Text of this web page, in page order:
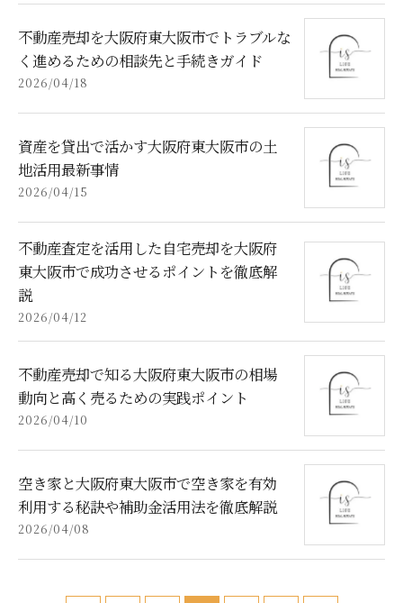
不動産売却を大阪府東大阪市でトラブルな
く進めるための相談先と手続きガイド
2026/04/18
資産を貸出で活かす大阪府東大阪市の土
地活用最新事情
2026/04/15
不動産査定を活用した自宅売却を大阪府
東大阪市で成功させるポイントを徹底解
説
2026/04/12
不動産売却で知る大阪府東大阪市の相場
動向と高く売るための実践ポイント
2026/04/10
空き家と大阪府東大阪市で空き家を有効
利用する秘訣や補助金活用法を徹底解説
2026/04/08